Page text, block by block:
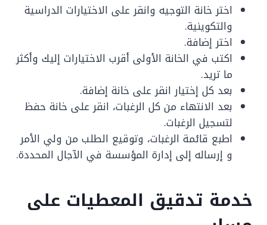
اختر خانة التوجيه وانقر على الاختيارات الدراسية
والتكوينية.
اختر إضافة.
اكتب في الخانة الأولى أقرب الاختيارات إليك وأكثر
ما تريد.
بعد كل إختيار انقر على خانة إضافة.
بعد الانتهاء من كل الرغبات، انقر على خانة حفظ
لتسجيل الرغبات.
اطبع قائمة الرغبات، وتوقيع الطلب من ولي الأمر
و إرساله إلى إدارة المؤسسة في الآجال المحددة.
خدمة تدقيق المعطيات على